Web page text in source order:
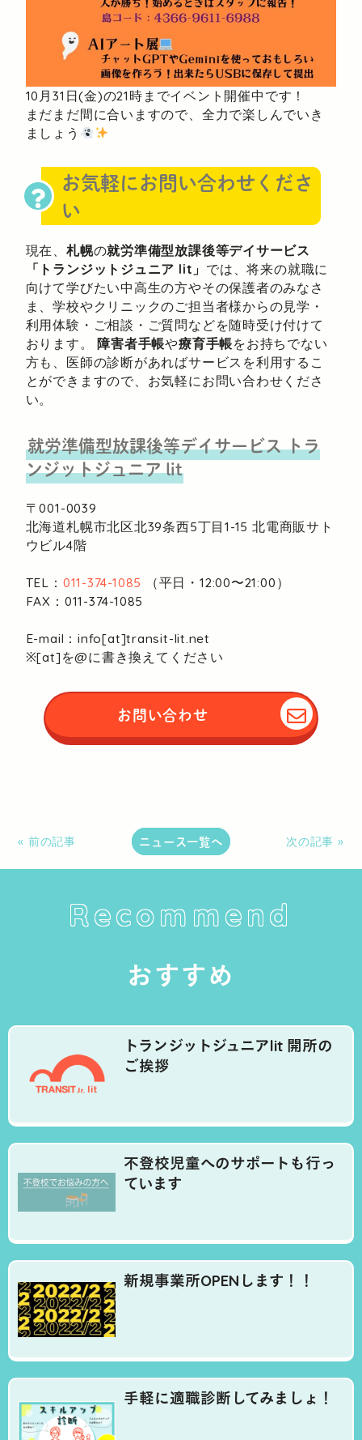
10月31日(金)の21時までイベント開催中です！
まだまだ間に合いますので、全力で楽しんでいき
ましょう
お気軽にお問い合わせくださ
い
現在、 札幌の就労準備型放課後等デイサービス
「トランジットジュニア lit」 では、将来の就職に
向けて学びたい中高生の方やその保護者のみなさ
ま、学校やクリニックのご担当者様からの見学・
利用体験・ご相談・ご質問などを随時受け付けて
おります。障害者手帳や療育手帳をお持ちでない
方も、医師の診断があればサービスを利用するこ
とができますので、お気軽にお問い合わせくださ
い。
就労準備型放課後等デイサービストラ
ンジットジュニア lit
〒001-0039
北海道札幌市北区北39条西5丁目1-15 北電商販サト
ウビル4階
TEL： 011-374-1085
（平日・12:00〜21:00）
FAX：011-374-1085
E-mail：info[at]transit-lit.net
※[at]を@に書き換えてください
お問い合わせ
« 前の記事 ニュース一覧へ 次の記事 »
Recommend
おすすめ
トランジットジュニアlit 開所の
ご挨拶
不登校児童へのサポートも行っ
ています
新規事業所OPENします！！
手軽に適職診断してみましょ！